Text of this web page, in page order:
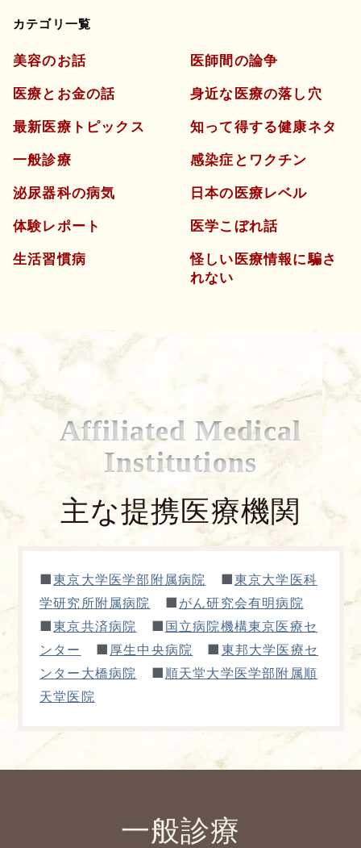
カテゴリ一覧
美容のお話
医療とお金の話
最新医療トピックス
一般診療
泌尿器科の病気
体験レポート
生活習慣病
医師間の論争
身近な医療の落し穴
知って得する健康ネタ
感染症とワクチン
日本の医療レベル
医学こぼれ話
怪しい医療情報に騙さ
れない
Affiliated Medical
Institutions
主な提携医療機関
■東京大学医学部附属病院 ■東京大学医科
学研究所附属病院
■ がん研究会有明病院
■東京共済病院 ■ 国立病院機構東京医療セ
ンター
■ 厚生中央病院 ■ 東邦大学医療セ
ンター大橋病院
■ 順天堂大学医学部附属順
天堂医院
一般診療